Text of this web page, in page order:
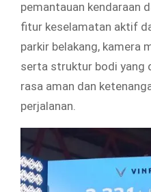
pemantauan kendaraan
fitur keselamatan aktif
parkir belakang, kamera
serta struktur bodi yang
rasa aman dan
perjalanan.